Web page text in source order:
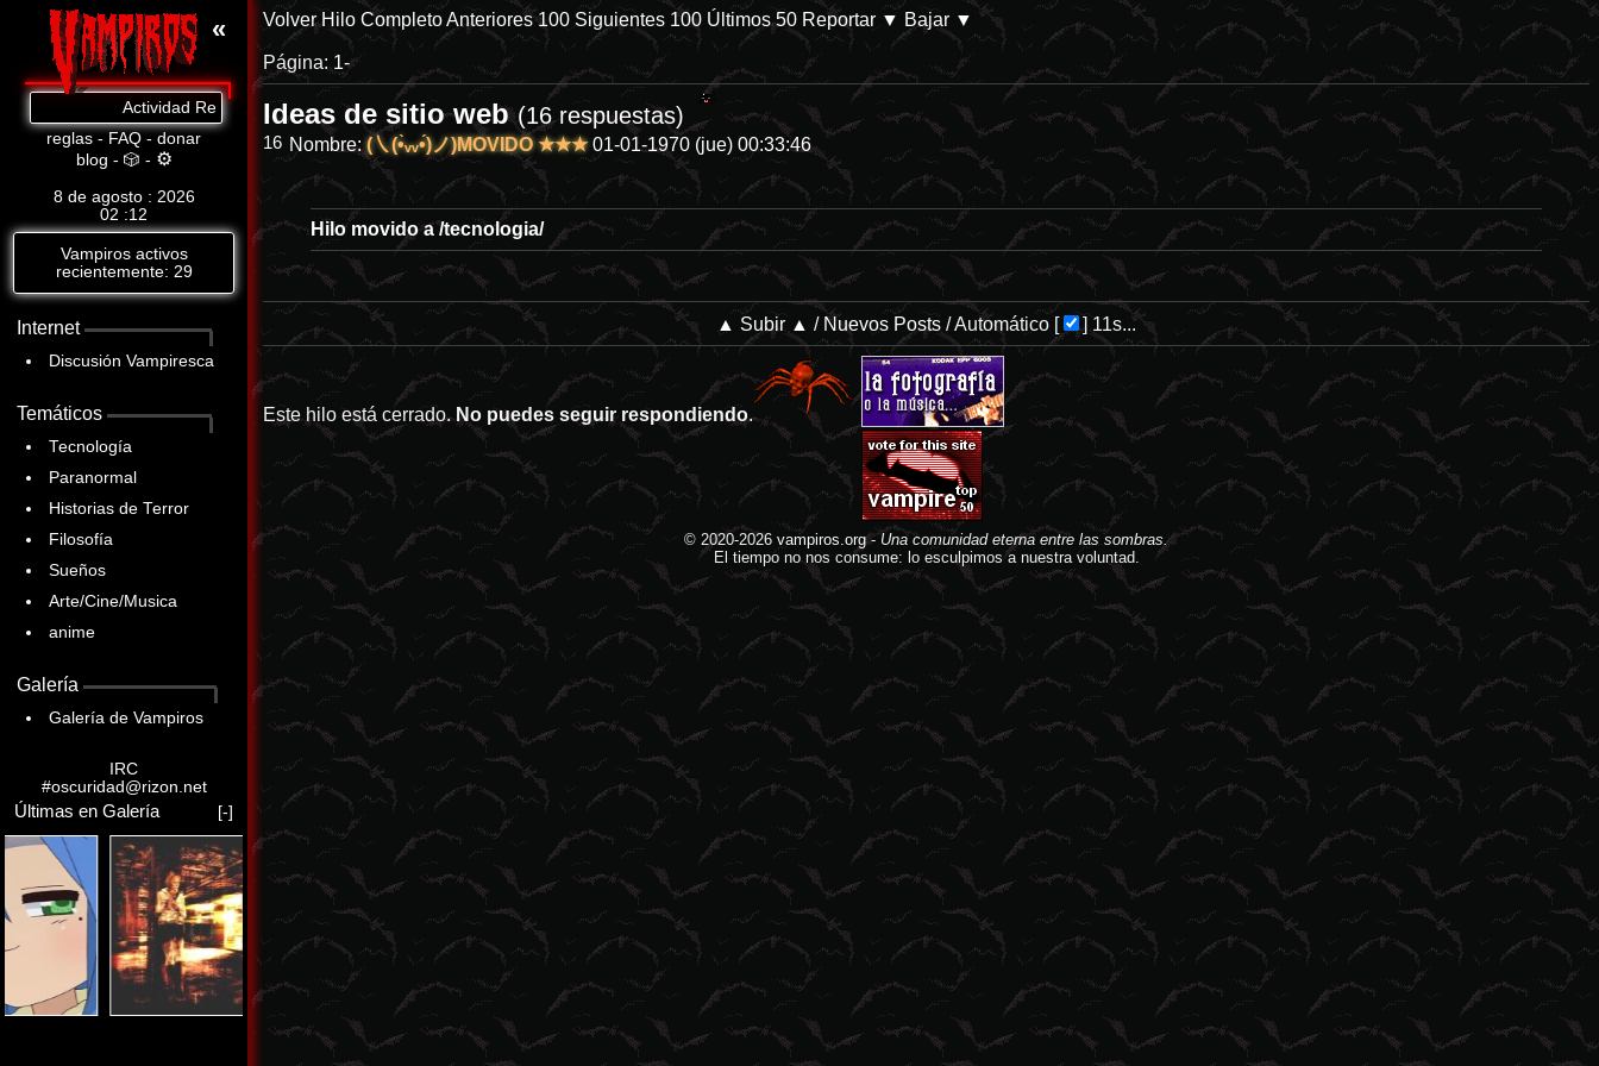
«
Actividad Reciente: Cat.8: https://www.abandomoviez.net/db/p-28144-categoria-8 En Prime Video. Parece que las películas de desastres naturales tienden a ser el idóneo campo de cultivo para
reglas - FAQ - donar
blog - 🎲 - ⚙
8 de agosto : 2026
02 :12
Vampiros activos
recientemente: 29
Internet
Discusión Vampiresca
Temáticos
Tecnología
Paranormal
Historias de Terror
Filosofía
Sueños
Arte/Cine/Musica
anime
Galería
Galería de Vampiros
IRC
#oscuridad@rizon.net
Últimas en Galería [-]
Volver Hilo CompletoAnteriores 100 Siguientes 100 Últimos 50 Reportar ▼ Bajar ▼
Página: 1-
Ideas de sitio web(16 respuestas)
16 Nombre:(㇏(•̀ᵥᵥ•́)ノ)MOVIDO ★★★ 01-01-1970 (jue) 00:33:46
Hilo movido a/tecnologia/
▲ Subir ▲ / Nuevos Posts /Automático [ ] 11s...
Este hilo está cerrado. No puedes seguir respondiendo.
© 2020-2026 vampiros.org-Una comunidad eterna entre las sombras.
El tiempo no nos consume: lo esculpimos a nuestra voluntad.